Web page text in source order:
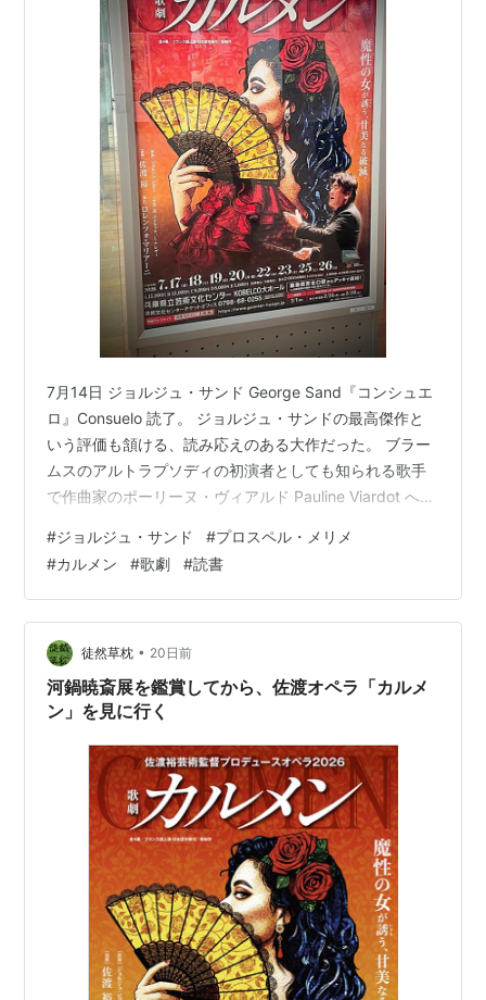
7月14日 ジョルジュ・サンド George Sand『コンシュエ
ロ』Consuelo 読了。 ジョルジュ・サンドの最高傑作と
いう評価も頷ける、読み応えのある大作だった。 ブラー
ムスのアルトラプソディの初演者としても知られる歌手
で作曲家のポーリーヌ・ヴィアルド Pauline Viardot への
立した女性として芸術の道を極めた女性を、18世紀を舞
台にして描く。 ヴェネツィアで華々しく初舞台を踏んだ
あと恋人に裏切られ、ボヘミアの貴族の家庭教師として
住み込んだヒロインが、世捨て人のように暮らす若い伯
爵と交わす芸術論や宗教論が面白い。金次第のオペラ…
#ジョルジュ・サンド #プロスペル・メリメ
#カルメン #歌劇 #読書
徒然草枕 • 20日前
河鍋暁斎展を鑑賞してから、佐渡オペラ「カルメ
ン」を見に行く